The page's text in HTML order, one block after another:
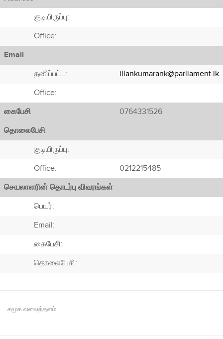
குடியிருப்பு:
Office:
Email
தனிப்பட்ட:
illankumarank@parliament.lk
Office:
கைபேசி
0764331526
தொலைபேசி
குடியிருப்பு:
Office:
0212215485
செயலாளரின் தொடர்பு விவரங்கள்
பெயர்:
Email:
கைபேசி:
தொலைபேசி:
சமூக வலைத்தளம்